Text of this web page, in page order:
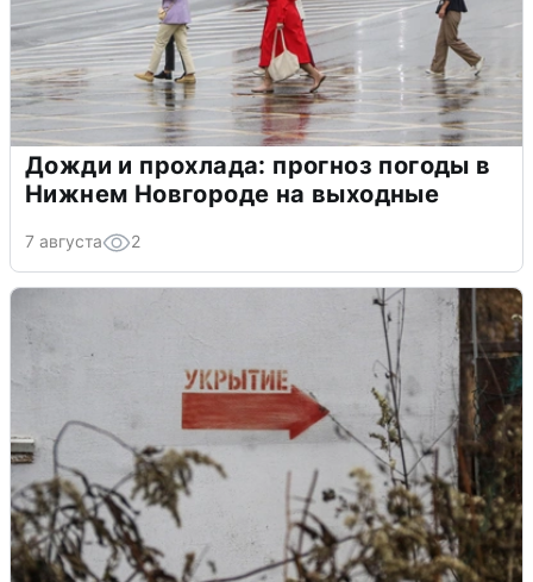
Дожди и прохлада: прогноз погоды в
Нижнем Новгороде на выходные
7 августа 2